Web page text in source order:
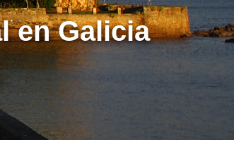
en Galicia